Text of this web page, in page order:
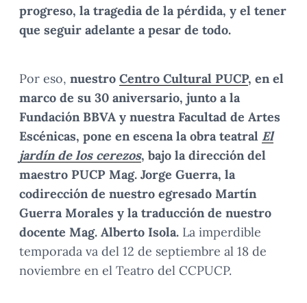
progreso, la tragedia de la pérdida, y el tener
que seguir adelante a pesar de todo.
Por eso, nuestro Centro Cultural PUCP, en el
marco de su 30 aniversario, junto a la
Fundación BBVA y nuestra Facultad de Artes
Escénicas, pone en escena la obra teatral El
jardín de los cerezos, bajo la dirección del
maestro PUCP Mag. Jorge Guerra, la
codirección de nuestro egresado Martín
Guerra Morales y la traducción de nuestro
docente Mag. Alberto Isola. La imperdible
temporada va del 12 de septiembre al 18 de
noviembre en el Teatro del CCPUCP.